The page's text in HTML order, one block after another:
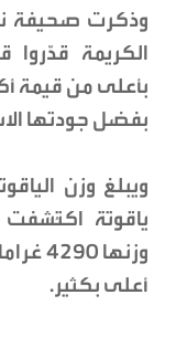
وذكرت صحيفة
الكريمة قدّروا
بأعلى من قيمة
بفضل جودتها
ويبلغ وزن
ياقوتة اكتُشفت
وزنها
أعلى بكثير.